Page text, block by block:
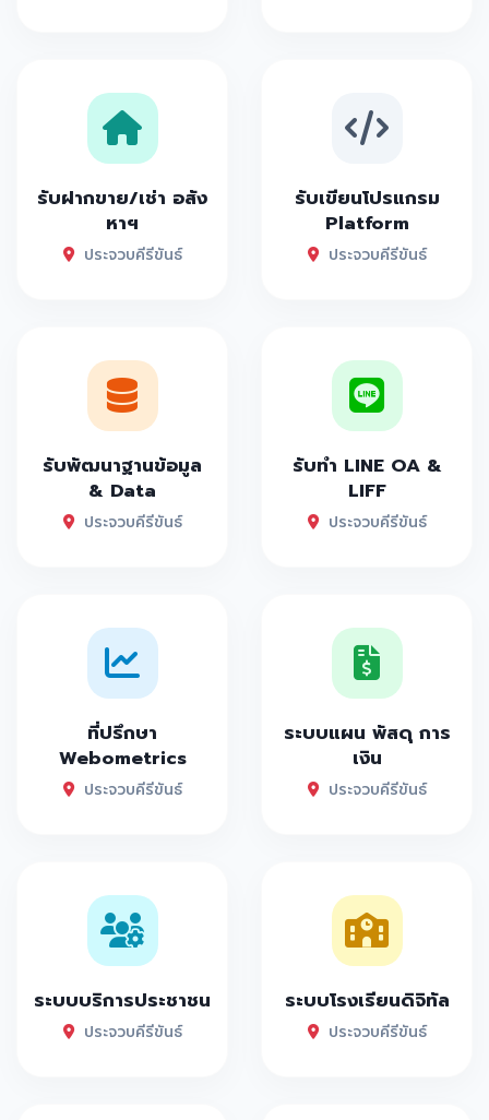
รับฝากขาย/เช่า อสัง
หาฯ
ประจวบคีรีขันธ์
รับเขียนโปรแกรม
Platform
ประจวบคีรีขันธ์
รับพัฒนาฐานข้อมูล
& Data
ประจวบคีรีขันธ์
รับทำ LINE OA &
LIFF
ประจวบคีรีขันธ์
ที่ปรึกษา
Webometrics
ประจวบคีรีขันธ์
ระบบแผน พัสดุ การ
เงิน
ประจวบคีรีขันธ์
ระบบบริการประชาชน
ประจวบคีรีขันธ์
ระบบโรงเรียนดิจิทัล
ประจวบคีรีขันธ์